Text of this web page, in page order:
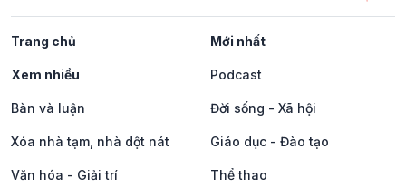
Trang chủ Mới nhất
Xem nhiều Podcast
Bàn và luận Đời sống - Xã hội
Xóa nhà tạm, nhà dột nát Giáo dục - Đào tạo
Văn hóa - Giải trí Thể thao